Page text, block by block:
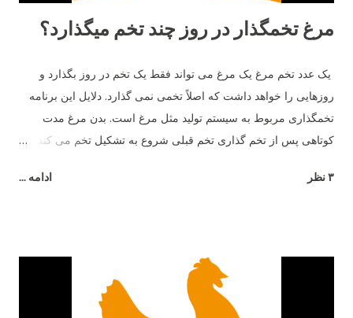
مرغ تخمگذار در روز چند تخم میگذارد؟
یک عدد تخم مرغ یک مرغ می تواند فقط یک تخم در روز بگذارد و
روزهایی را خواهد داشت که اصلاً تخمی نمی گذارد. دلایل این برنامه
تخمگذاری مربوط به سیستم تولید مثل مرغ است. بدن مرغ مدت
کوتاهی پس از تخم گذاری تخم قبلی شروع به تشکیل تخم می کند و
۳ نظر ادامه ...